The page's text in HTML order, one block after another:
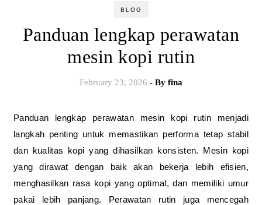
BLOG
Panduan lengkap perawatan
mesin kopi rutin
February 23, 2026 - By fina
Panduan lengkap perawatan mesin kopi rutin menjadi
langkah penting untuk memastikan performa tetap stabil
dan kualitas kopi yang dihasilkan konsisten. Mesin kopi
yang dirawat dengan baik akan bekerja lebih efisien,
menghasilkan rasa kopi yang optimal, dan memiliki umur
pakai lebih panjang. Perawatan rutin juga mencegah